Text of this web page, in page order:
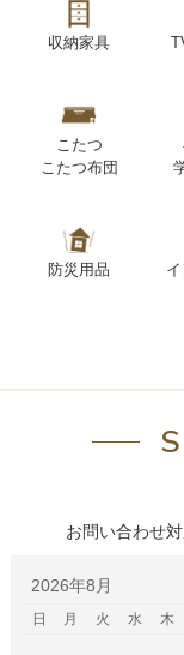
収納家具
こたつ
こたつ布団
防災用品
お問い合わせ
2026年8月
日 月 火 水 木